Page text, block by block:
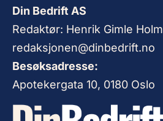
Din Bedrift AS
Redaktør: Henrik Gimle Holm
redaksjonen@dinbedrift.no
Besøksadresse:
Apotekergata 10, 0180 Oslo